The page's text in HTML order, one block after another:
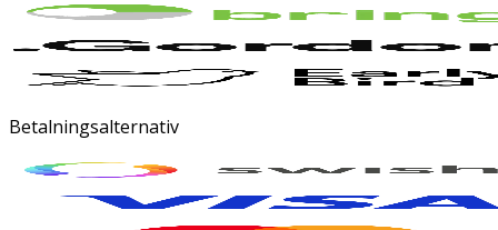
Betalningsalternativ